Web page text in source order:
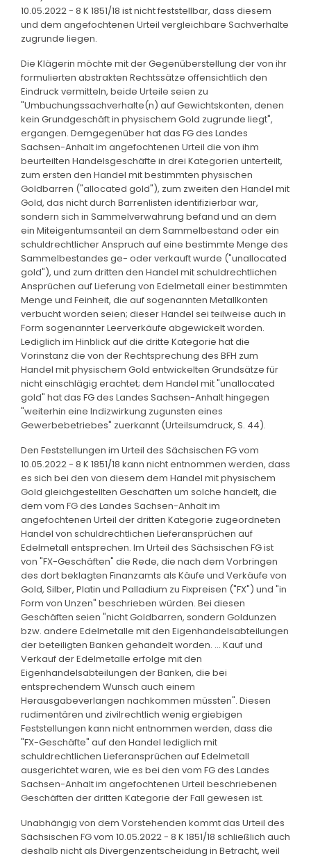
10.05.2022 - 8 K 1851/18 ist nicht feststellbar, dass diesem
und dem angefochtenen Urteil vergleichbare Sachverhalte
zugrunde liegen.
Die Klägerin möchte mit der Gegenüberstellung der von ihr
formulierten abstrakten Rechtssätze offensichtlich den
Eindruck vermitteln, beide Urteile seien zu
"Umbuchungssachverhalte(n) auf Gewichtskonten, denen
kein Grundgeschäft in physischem Gold zugrunde liegt",
ergangen. Demgegenüber hat das FG des Landes
Sachsen-Anhalt im angefochtenen Urteil die von ihm
beurteilten Handelsgeschäfte in drei Kategorien unterteilt,
zum ersten den Handel mit bestimmten physischen
Goldbarren ("allocated gold"), zum zweiten den Handel mit
Gold, das nicht durch Barrenlisten identifizierbar war,
sondern sich in Sammelverwahrung befand und an dem
ein Miteigentumsanteil an dem Sammelbestand oder ein
schuldrechtlicher Anspruch auf eine bestimmte Menge des
Sammelbestandes ge- oder verkauft wurde ("unallocated
gold"), und zum dritten den Handel mit schuldrechtlichen
Ansprüchen auf Lieferung von Edelmetall einer bestimmten
Menge und Feinheit, die auf sogenannten Metallkonten
verbucht worden seien; dieser Handel sei teilweise auch in
Form sogenannter Leerverkäufe abgewickelt worden.
Lediglich im Hinblick auf die dritte Kategorie hat die
Vorinstanz die von der Rechtsprechung des BFH zum
Handel mit physischem Gold entwickelten Grundsätze für
nicht einschlägig erachtet; dem Handel mit "unallocated
gold" hat das FG des Landes Sachsen-Anhalt hingegen
"weiterhin eine Indizwirkung zugunsten eines
Gewerbebetriebes" zuerkannt (Urteilsumdruck, S. 44).
Den Feststellungen im Urteil des Sächsischen FG vom
10.05.2022 - 8 K 1851/18 kann nicht entnommen werden, dass
es sich bei den von diesem dem Handel mit physischem
Gold gleichgestellten Geschäften um solche handelt, die
dem vom FG des Landes Sachsen-Anhalt im
angefochtenen Urteil der dritten Kategorie zugeordneten
Handel von schuldrechtlichen Lieferansprüchen auf
Edelmetall entsprechen. Im Urteil des Sächsischen FG ist
von "FX-Geschäften" die Rede, die nach dem Vorbringen
des dort beklagten Finanzamts als Käufe und Verkäufe von
Gold, Silber, Platin und Palladium zu Fixpreisen ("FX") und "in
Form von Unzen" beschrieben würden. Bei diesen
Geschäften seien "nicht Goldbarren, sondern Goldunzen
bzw. andere Edelmetalle mit den Eigenhandelsabteilungen
der beteiligten Banken gehandelt worden. ... Kauf und
Verkauf der Edelmetalle erfolge mit den
Eigenhandelsabteilungen der Banken, die bei
entsprechendem Wunsch auch einem
Herausgabeverlangen nachkommen müssten". Diesen
rudimentären und zivilrechtlich wenig ergiebigen
Feststellungen kann nicht entnommen werden, dass die
"FX-Geschäfte" auf den Handel lediglich mit
schuldrechtlichen Lieferansprüchen auf Edelmetall
ausgerichtet waren, wie es bei den vom FG des Landes
Sachsen-Anhalt im angefochtenen Urteil beschriebenen
Geschäften der dritten Kategorie der Fall gewesen ist.
Unabhängig von dem Vorstehenden kommt das Urteil des
Sächsischen FG vom 10.05.2022 - 8 K 1851/18 schließlich auch
deshalb nicht als Divergenzentscheidung in Betracht, weil